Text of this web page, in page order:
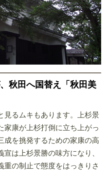
秋田へ国替え「秋田美
見るムキもあります。上杉景
家康が上杉打倒に立ち上がっ
成を挑発するための家康の高
は上杉景勝の味方になり、
重の制止で態度をはっきりさ